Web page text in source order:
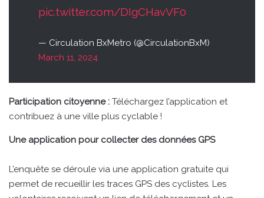
pic.twitter.com/DIgCHavVF0
— Circulation BxMetro (@CirculationBxM)
March 11, 2024
Participation citoyenne : Téléchargez l’application et
contribuez à une ville plus cyclable !
Une application pour collecter des données GPS
L’enquête se déroule via une application gratuite qui
permet de recueillir les traces GPS des cyclistes. Les